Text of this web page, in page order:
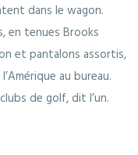
dans le wagon.
en tenues Brooks
et pantalons assortis,
au bureau.
de golf, dit l’un.